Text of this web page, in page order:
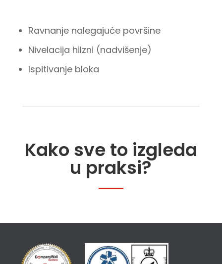
Ravnanje nalegajuće površine
Nivelacija hilzni (nadvišenje)
Ispitivanje bloka
Kako sve to izgleda
u praksi?